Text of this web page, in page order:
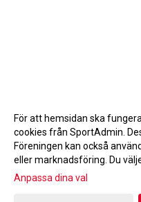
Gå till
För att hemsidan ska
cookies från SportAdmin.
Föreningen kan också
eller marknadsföring. Du
Anpassa dina val